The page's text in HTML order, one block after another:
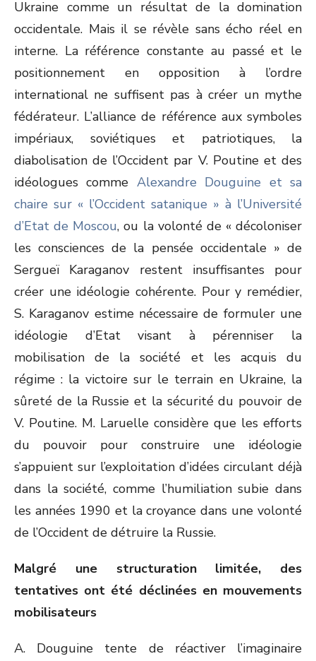
Ukraine comme un résultat de la domination
occidentale. Mais il se révèle sans écho réel en
interne. La référence constante au passé et le
positionnement en opposition à l’ordre
international ne suffisent pas à créer un mythe
fédérateur. L’alliance de référence aux symboles
impériaux, soviétiques et patriotiques, la
diabolisation de l’Occident par V. Poutine et des
idéologues comme Alexandre Douguine et sa
chaire sur « l’Occident satanique » à l’Université
d’Etat de Moscou, ou la volonté de « décoloniser
les consciences de la pensée occidentale » de
Sergueï Karaganov restent insuffisantes pour
créer une idéologie cohérente. Pour y remédier,
S. Karaganov estime nécessaire de formuler une
idéologie d’Etat visant à pérenniser la
mobilisation de la société et les acquis du
régime : la victoire sur le terrain en Ukraine, la
sûreté de la Russie et la sécurité du pouvoir de
V. Poutine. M. Laruelle considère que les efforts
du pouvoir pour construire une idéologie
s’appuient sur l’exploitation d’idées circulant déjà
dans la société, comme l’humiliation subie dans
les années 1990 et la croyance dans une volonté
de l’Occident de détruire la Russie.
Malgré une structuration limitée, des
tentatives ont été déclinées en mouvements
mobilisateurs
A. Douguine tente de réactiver l’imaginaire